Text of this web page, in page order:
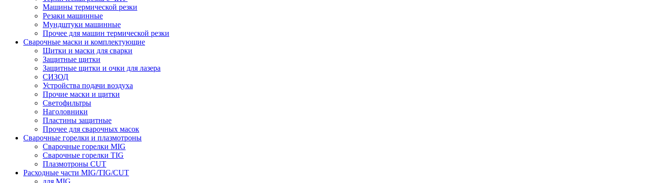
Машины термической резки
Резаки машинные
Мундштуки машинные
Прочее для машин термической резки
Сварочные маски и комплектующие
Щитки и маски для сварки
Защитные щитки
Защитные щитки и очки для лазера
СИЗОД
Устройства подачи воздуха
Прочие маски и щитки
Светофильтры
Наголовники
Пластины защитные
Прочее для сварочных масок
Сварочные горелки и плазмотроны
Сварочные горелки MIG
Сварочные горелки TIG
Плазмотроны CUT
Расходные части MIG/TIG/CUT
для MIG